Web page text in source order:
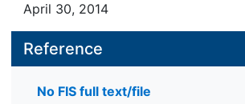
April 30, 2014
Reference
No FIS full text/file